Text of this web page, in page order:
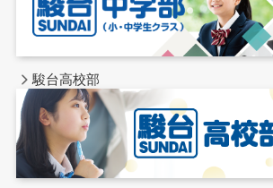
駿台高校部